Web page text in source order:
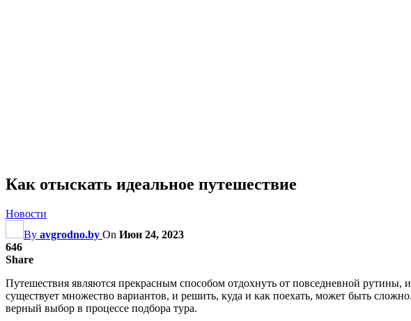
Как отыскать идеальное путешествие
Новости
By avgrodno.by On Июн 24, 2023
646
Share
Путешествия являются прекрасным способом отдохнуть от повседневной
существует множество вариантов, и решить, куда и как поехать, может быть
верный выбор в процессе подбора тура.